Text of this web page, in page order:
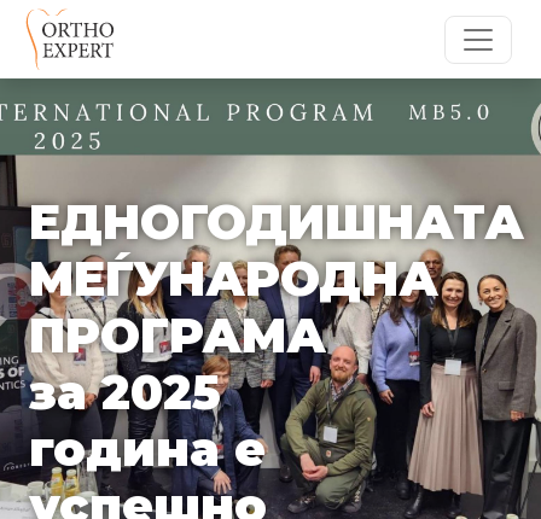
ЕДНОГОДИШНАТА
МЕЃУНАРОДНА
ПРОГРАМА
за 2025
година е
успешно